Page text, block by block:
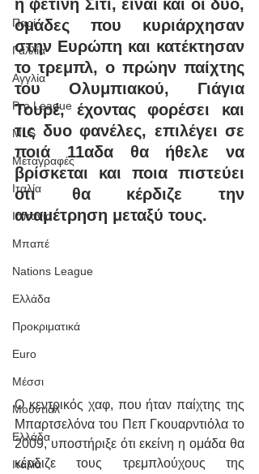
Παρί
Γαλλία
Αγγλία
Pro League
MLS
Μεταγραφές
Ιταλία
Ισπανία
Μπαπέ
Nations League
Ελλάδα
Προκριματικά
Euro
Μέσσι
Μουντιάλ
Ελλάδα
Ιταλία
η φετινή Σίτι, είναι και οι δύο,
ομάδες που κυριάρχησαν
στην Ευρώπη και κατέκτησαν
το τρεμπλ, ο πρώην παίχτης
του Ολυμπιακού, Γιάγια
Τουρέ, έχοντας φορέσει και
τις δυο φανέλες, επιλέγει σε
ποιά 11αδα θα ήθελε να
βρίσκεται και ποια πιστεύει
οτι θα κέρδιζε την
αναμέτρηση μεταξύ τους.
Ο κεντρικός χαφ, που ήταν παίχτης της
Μπαρτσελόνα του Πεπ Γκουαρντιόλα το
2009, υποστήριξε ότι εκείνη η ομάδα θα
κέρδιζε τους τρεμπλούχους της